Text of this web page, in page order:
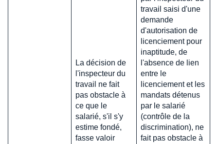
La décision de
l'inspecteur du
travail ne fait
pas obstacle à
ce que le
salarié, s'il s'y
estime fondé,
fasse valoir
travail saisi d'une
demande
d'autorisation de
licenciement pour
inaptitude, de
l'absence de lien
entre le
licenciement et les
mandats détenus
par le salarié
(contrôle de la
discrimination), ne
fait pas obstacle à